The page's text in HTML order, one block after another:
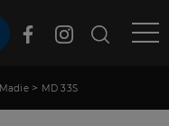
Madie > MD 33S